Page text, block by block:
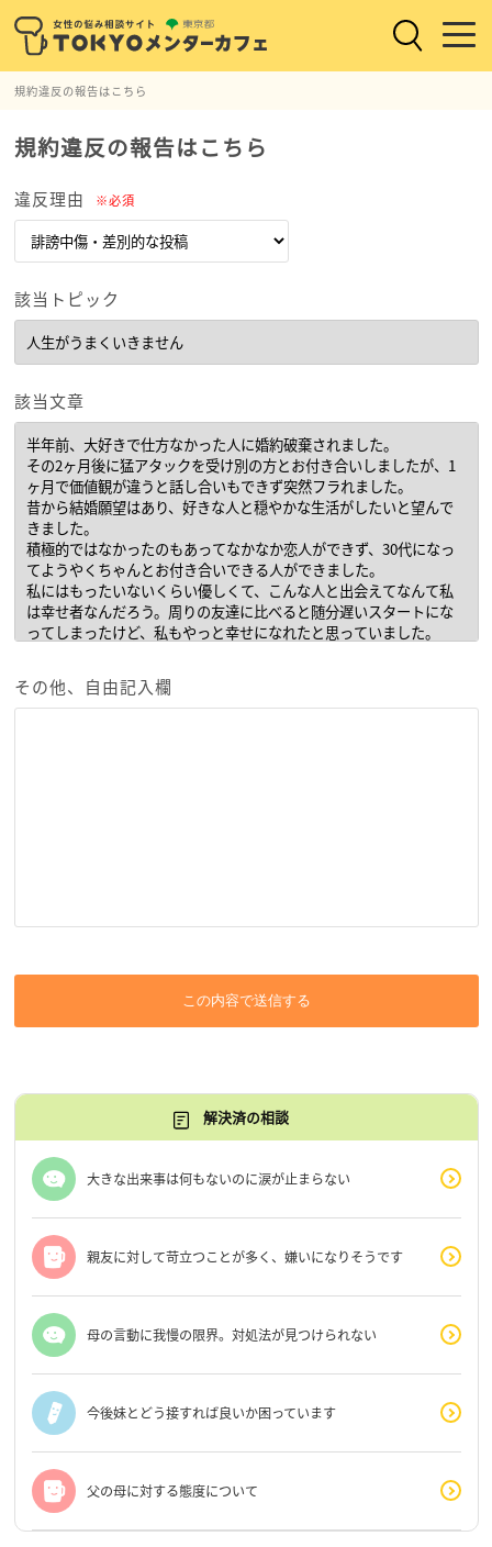
規約違反の報告はこちら
規約違反の報告はこちら
違反理由 ※必須
該当トピック
該当文章
その他、自由記入欄
この内容で送信する
解決済の相談
大きな出来事は何もないのに涙が止まらない
親友に対して苛立つことが多く、嫌いになりそうです
母の言動に我慢の限界。対処法が見つけられない
今後妹とどう接すれば良いか困っています
父の母に対する態度について